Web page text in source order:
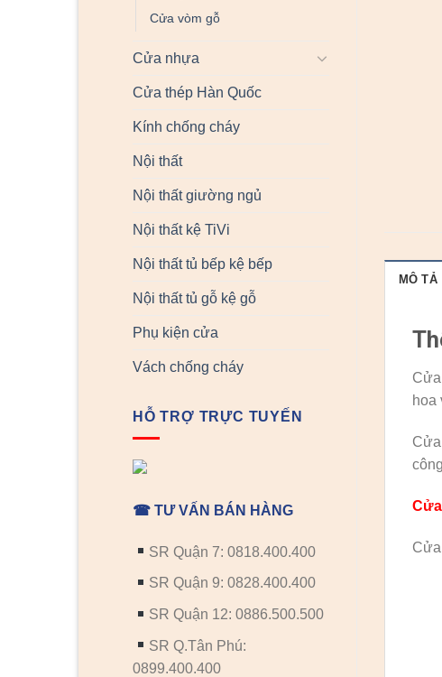
Cửa vòm gỗ
Cửa nhựa
Cửa thép Hàn Quốc
Kính chống cháy
Nội thất
Nội thất giường ngủ
Nội thất kệ TiVi
Nội thất tủ bếp kệ bếp
Nội thất tủ gỗ kệ gỗ
Phụ kiện cửa
Vách chống cháy
HỖ TRỢ TRỰC TUYẾN
☎ TƯ VẤN BÁN HÀNG
SR Quận 7: 0818.400.400
SR Quận 9: 0828.400.400
SR Quận 12: 0886.500.500
SR Q.Tân Phú:
0899.400.400
MÔ TẢ
hoa